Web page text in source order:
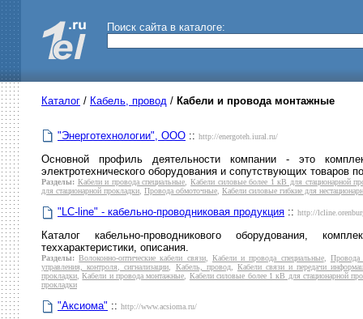
Поиск сайта в каталоге:
Каталог / Кабель, провод / Кабели и провода монтажные
"Энерготехнологии", ООО :: http://energoteh.iural.ru/
Основной профиль деятельности компании - это
электротехнического оборудования и сопутствующих товаров
Разделы: Кабели и провода специальные,Кабели силовые более 1 кВ для стационарной
для стационарной прокладки, Провода обмоточные, Кабели силовые гибкие для
"LC-line" - кабельно-проводниковая продукция :: http://
Каталог кабельно-проводникового оборудования,
теххарактеристики, описания.
Разделы: Волоконно-оптические кабели связи, Кабели и провода специальные, Провода
управления, контроля, сигнализации, Кабель, провод, Кабели связи и передачи
прокладки,Кабели и провода монтажные, Кабели силовые более 1 кВ для стационарной
прокладки
"Аксиома" :: http://www.acsioma.ru/